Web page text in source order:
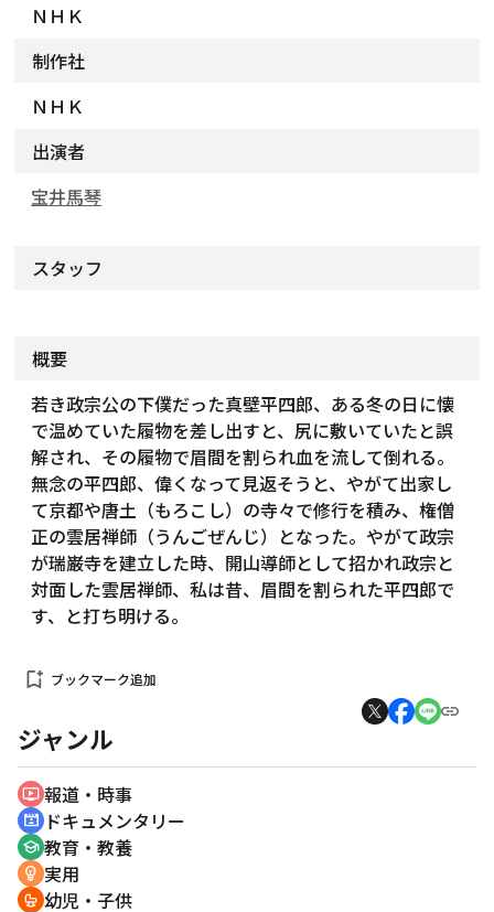
ＮＨＫ
制作社
ＮＨＫ
出演者
宝井馬琴
スタッフ
概要
若き政宗公の下僕だった真壁平四郎、ある冬の日に懐
で温めていた履物を差し出すと、尻に敷いていたと誤
解され、その履物で眉間を割られ血を流して倒れる。
無念の平四郎、偉くなって見返そうと、やがて出家し
て京都や唐土（もろこし）の寺々で修行を積み、権僧
正の雲居禅師（うんごぜんじ）となった。やがて政宗
が瑞巌寺を建立した時、開山導師として招かれ政宗と
対面した雲居禅師、私は昔、眉間を割られた平四郎で
す、と打ち明ける。
bookmark_add ブックマーク追加
ジャンル
ondemand_video 報道・時事
cinematic_blur ドキュメンタリー
school 教育・教養
emoji_objects 実用
crib 幼児・子供